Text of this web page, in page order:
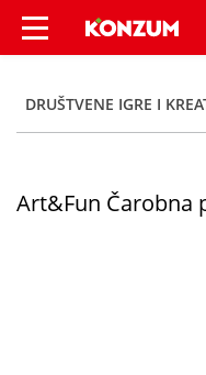
Art&Fun
DRUŠTVENE IGRE I
Art&Fun Čarobna